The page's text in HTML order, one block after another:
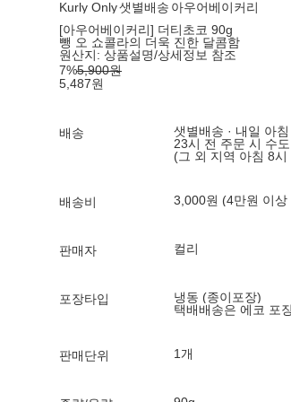
Kurly Only샛별배송 아우어베이커리
[아우어베이커리] 더티초코 90g
뺑 오 쇼콜라의 더욱 진한 달콤함
원산지: 상품설명/상세정보 참조
7%5,900원
5,487원
배송
샛별배송 · 내일 아침
23시 전 주문 시 수
(그 외 지역 아침 8시
배송비 3,000원 (4만원 이상
판매자 컬리
포장타입
냉동 (종이포장)
택배배송은 에코 포
판매단위 1개